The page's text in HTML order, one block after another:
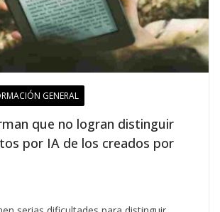
GENERAL
que no logran distinguir
por IA de los creados por